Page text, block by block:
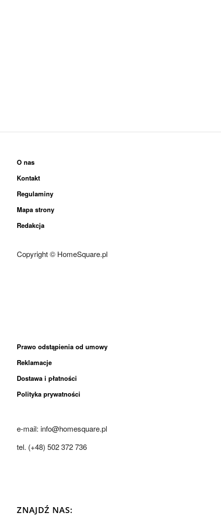
O nas
Kontakt
Regulaminy
Mapa strony
Redakcja
Copyright © HomeSquare.pl
Prawo odstąpienia od umowy
Reklamacje
Dostawa i płatności
Polityka prywatności
e-mail: info@homesquare.pl
tel. (+48) 502 372 736
ZNAJDŹ NAS: